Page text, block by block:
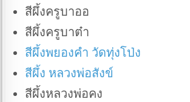
สีผึ้งครูบาออ
สีผึ้งครูบาต๋า
สีผึ้งพยองคํา วัดทุ่งโป่ง
สีผึ้ง หลวงพ่อสังข์
สีผึ้งหลวงพ่อคง